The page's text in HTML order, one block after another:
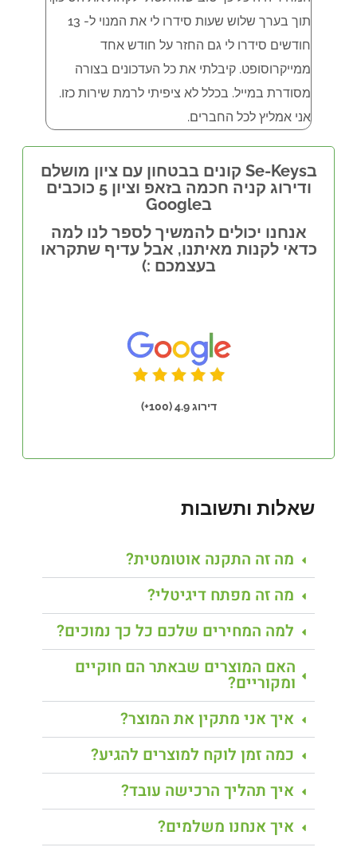
תוך בערך שלוש שעות סידרו לי את המנוי ל- 13
חודשים סידרו לי גם החזר על חודש אחד
ממייקרוסופט. קיבלתי את כל העדכונים בצורה
מסודרת במייל. בכלל לא ציפיתי לרמת שירות כזו.
אני אמליץ לכל החברים.
בSe-Keys קונים בבטחון עם ציון מושלם
ודירוג קניה חכמה בזאפ וציון 5 כוכבים
בGoogle
אנחנו יכולים להמשיך לספר לנו למה
כדאי לקנות מאיתנו, אבל עדיף שתקראו
בעצמכם :)
דירוג 4.9 (100+)
שאלות ותשובות
מה זה התקנה אוטומטית?
מה זה מפתח דיגיטלי?
למה המחירים שלכם כל כך נמוכים?
האם המוצרים שבאתר הם חוקיים
ומקוריים?
איך אני מתקין את המוצר?
כמה זמן לוקח למוצרים להגיע?
איך תהליך הרכישה עובד?
איך אנחנו משלמים?